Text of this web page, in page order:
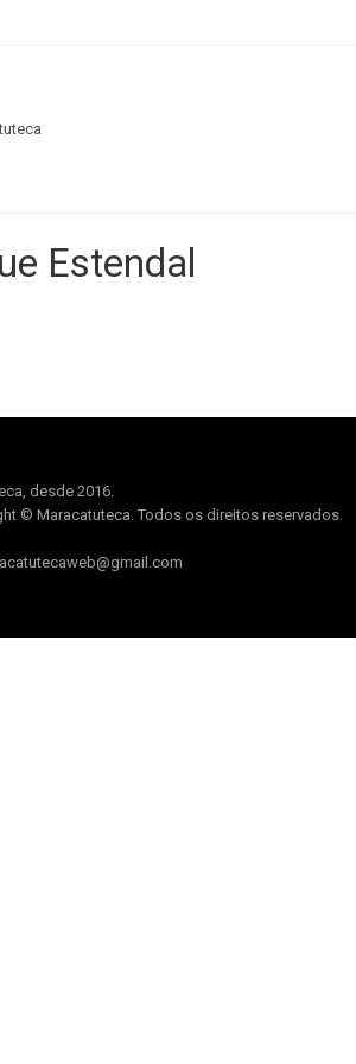
Estendal
desde 2016.
© Maracatuteca. Todos os direitos reservados.